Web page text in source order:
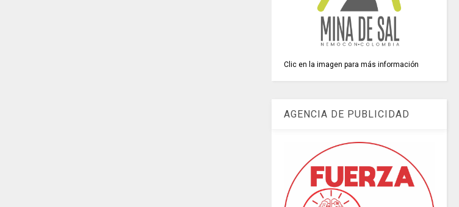
Clic en la imagen para más información
AGENCIA DE PUBLICIDAD